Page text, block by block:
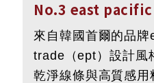
No.3 east pacific
來自韓國首爾的品
trade（ept）設計風
乾淨線條與高質感